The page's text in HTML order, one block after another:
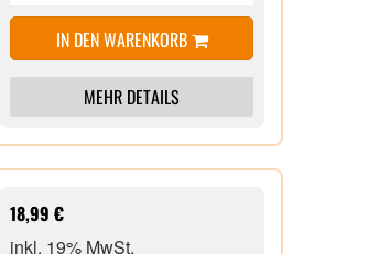
IN DEN WARENKORB
MEHR DETAILS
18,99 €
inkl. 19% MwSt.